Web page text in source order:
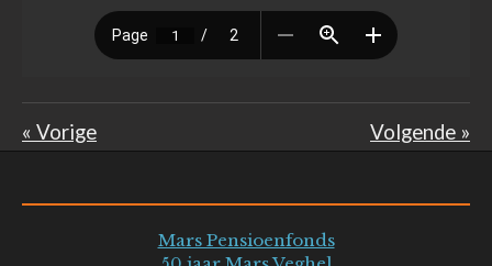
« Vorige Volgende »
Mars Pensioenfonds